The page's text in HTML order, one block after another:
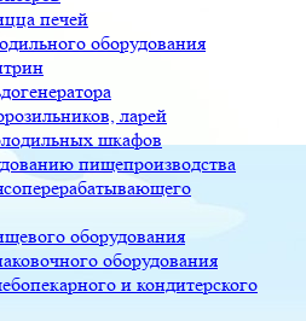
печей
оборудования
ларей
шкафов
пищепроизводства
оборудования
оборудования
и кондитерского